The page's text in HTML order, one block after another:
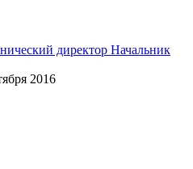
директор Начальник
2016